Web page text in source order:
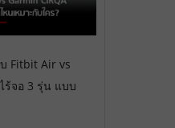
Fitbit Air vs
ร้จอ 3 รุ่น แบบ